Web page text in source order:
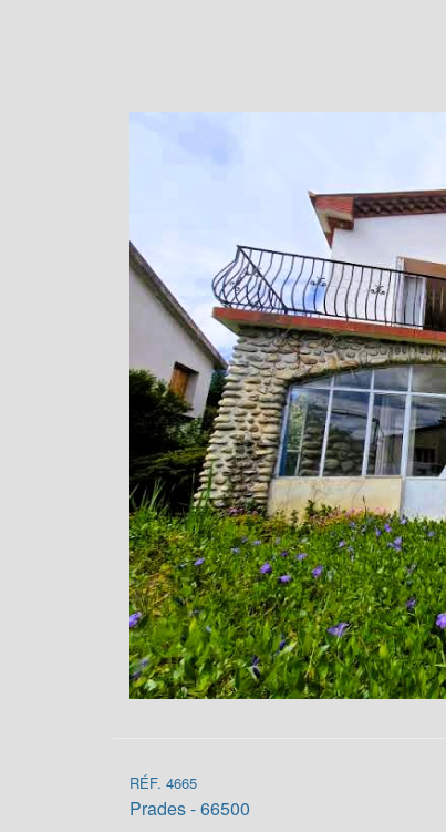
RÉF. 4665
Prades - 66500